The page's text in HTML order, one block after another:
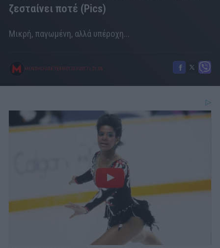
ζεσταίνει ποτέ (Pics)
Μικρή, παγωμένη, αλλά υπέροχη...
MENSHOUSE TEAM 01/07/2017 21:06